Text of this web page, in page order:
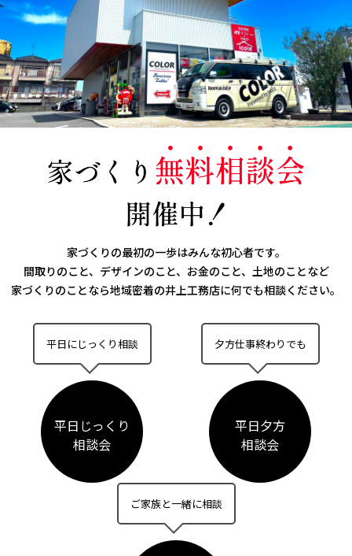
家づくりの最初の一歩はみんな初心者です。
間取りのこと、デザインのこと、お金のこと、土地のことなど
家づくりのことなら地域密着の井上工務店に何でも相談ください。
平日にじっくり相談
平日じっくり
相談会
夕方仕事終わりでも
平日夕方
相談会
ご家族と一緒に相談